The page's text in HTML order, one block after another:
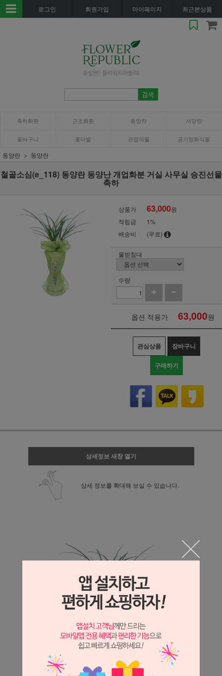
로그인 회원가입 마이페이지 최근본상품
축하화환 근조화환 동양란 서양란
꽃바구니 꽃다발 관엽식물 공기정화식물
동양란 동양란
철골소심(e_118) 동양란 동양난 개업화분 거실 사무실 승진선물
축하
상품가 63,000원
적립금
1%
배송비
(무료)
물받침대
수량
옵션 적용가 63,000원
관심상품 장바구니
구매하기
상세정보 새창 열기
상세 정보를 확대해 보실 수 있습니다.